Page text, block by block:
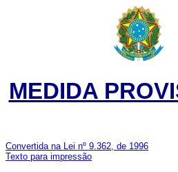
MEDIDA
Convertida na Lei nº 9.362, de 1996
Texto para impressão